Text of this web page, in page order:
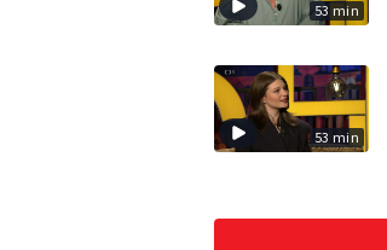
53 min
53 min